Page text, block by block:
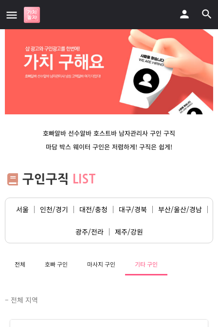
호빠알바 선수알바 호스트바 남자관리사 구인 구직
마담 박스 웨이터 구인은 저렴하게! 구직은 쉽게!
구인구직 LIST
서울 인천/경기 대전/충청 대구/경북 부산/울산/경남
광주/전라 제주/강원
전체 호빠 구인 마사지 구인 기타 구인
– 전체 지역